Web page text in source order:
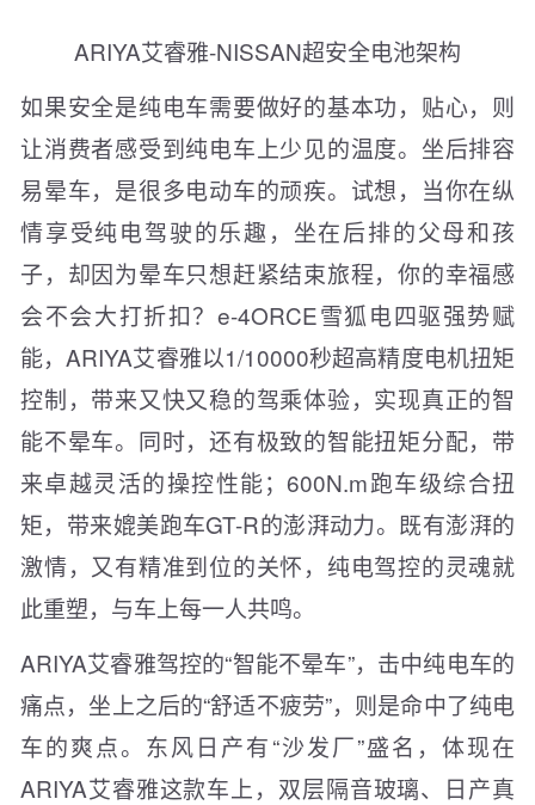
ARIYA艾睿雅-NISSAN超安全电池架构
如果安全是纯电车需要做好的基本功，贴心，则
让消费者感受到纯电车上少见的温度。坐后排容
易晕车，是很多电动车的顽疾。试想，当你在纵
情享受纯电驾驶的乐趣，坐在后排的父母和孩
子，却因为晕车只想赶紧结束旅程，你的幸福感
会不会大打折扣？e-4ORCE雪狐电四驱强势赋
能，ARIYA艾睿雅以1/10000秒超高精度电机扭矩
控制，带来又快又稳的驾乘体验，实现真正的智
能不晕车。同时，还有极致的智能扭矩分配，带
来卓越灵活的操控性能；600N.m跑车级综合扭
矩，带来媲美跑车GT-R的澎湃动力。既有澎湃的
激情，又有精准到位的关怀，纯电驾控的灵魂就
此重塑，与车上每一人共鸣。
ARIYA艾睿雅驾控的“智能不晕车”，击中纯电车的
痛点，坐上之后的“舒适不疲劳”，则是命中了纯电
车的爽点。东风日产有“沙发厂”盛名，体现在
ARIYA艾睿雅这款车上，双层隔音玻璃、日产真